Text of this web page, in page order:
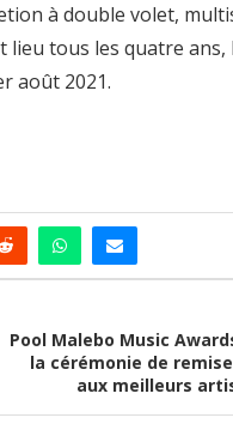
à double volet,
tous les quatre ans,
août 2021.
Pool Malebo Music
la cérémonie de
aux meilleurs